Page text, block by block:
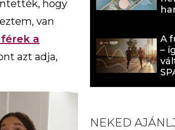
hogy
van
a
azt adja,
A
–
NEKED